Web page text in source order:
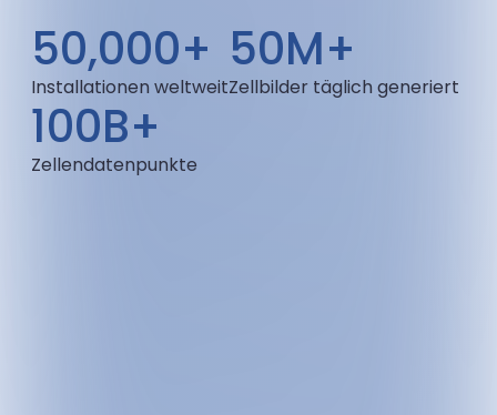
50,000+
Installationen weltweit
50M+
Zellbilder täglich generiert
100B+
Zellendatenpunkte